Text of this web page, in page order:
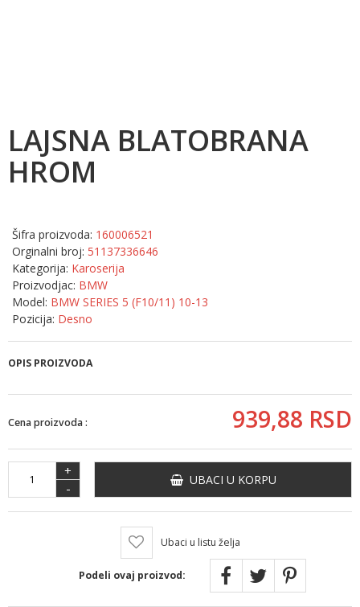
LAJSNA BLATOBRANA
HROM
Šifra proizvoda: 160006521
Orginalni broj: 51137336646
Kategorija: Karoserija
Proizvodjac: BMW
Model: BMW SERIES 5 (F10/11) 10-13
Pozicija: Desno
OPIS PROIZVODA
Cena proizvoda : 939,88 RSD
+
-
UBACI U KORPU
Ubaci u listu želja
Podeli ovaj proizvod: